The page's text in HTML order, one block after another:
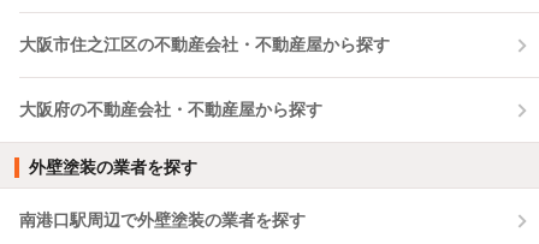
大阪市住之江区の不動産会社・不動産屋から探す
大阪府の不動産会社・不動産屋から探す
外壁塗装の業者を探す
南港口駅周辺で外壁塗装の業者を探す